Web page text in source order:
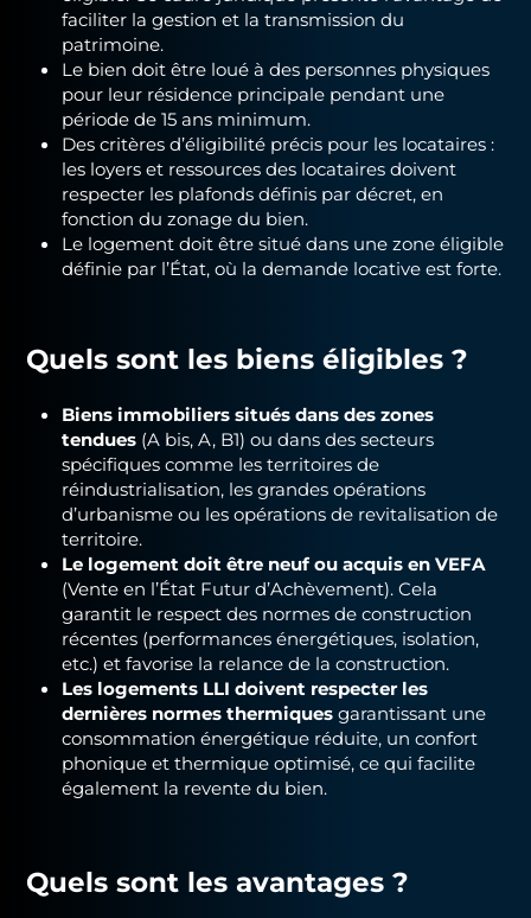
faciliter la gestion et la transmission du
patrimoine.
Le bien doit être loué à des personnes physiques
pour leur résidence principale pendant une
période de 15 ans minimum.
Des critères d’éligibilité précis pour les locataires :
les loyers et ressources des locataires doivent
respecter les plafonds définis par décret, en
fonction du zonage du bien.
Le logement doit être situé dans une zone éligible
définie par l’État, où la demande locative est forte.
Quels sont les biens éligibles ?
Biens immobiliers situés dans des zones
tendues (A bis, A, B1) ou dans des secteurs
spécifiques comme les territoires de
réindustrialisation, les grandes opérations
d’urbanisme ou les opérations de revitalisation de
territoire.
Le logement doit être neuf ou acquis en VEFA
(Vente en l’État Futur d’Achèvement). Cela
garantit le respect des normes de construction
récentes (performances énergétiques, isolation,
etc.) et favorise la relance de la construction.
Les logements LLI doivent respecter les
dernières normes thermiques garantissant une
consommation énergétique réduite, un confort
phonique et thermique optimisé, ce qui facilite
également la revente du bien.
Quels sont les avantages ?